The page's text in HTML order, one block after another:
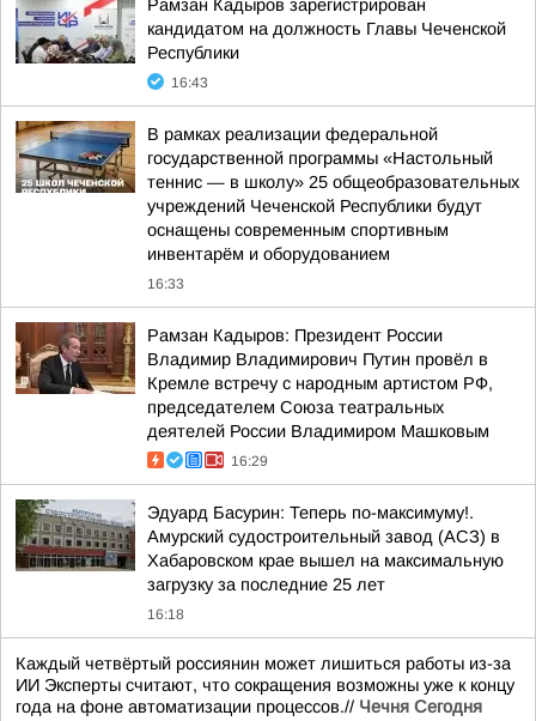
Рамзан Кадыров зарегистрирован
кандидатом на должность Главы Чеченской
Республики
16:43
В рамках реализации федеральной
государственной программы «Настольный
теннис — в школу» 25 общеобразовательных
учреждений Чеченской Республики будут
оснащены современным спортивным
инвентарём и оборудованием
16:33
Рамзан Кадыров: Президент России
Владимир Владимирович Путин провёл в
Кремле встречу с народным артистом РФ,
председателем Союза театральных
деятелей России Владимиром Машковым
16:29
Эдуард Басурин: Теперь по-максимуму!.
Амурский судостроительный завод (АСЗ) в
Хабаровском крае вышел на максимальную
загрузку за последние 25 лет
16:18
Каждый четвёртый россиянин может лишиться работы из-за
ИИ Эксперты считают, что сокращения возможны уже к концу
года на фоне автоматизации процессов.// Чечня Сегодня